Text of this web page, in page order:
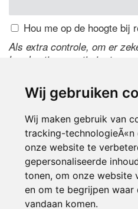
Wij gebruiken
Wij maken gebruik van
tracking-
onze website te
gepersonaliseerde
tonen, om onze website
en om te begrijpen waar
vandaan komen.
Hou me op de hoogte bij
Als extra controle, om er
handmatige reactie is, typ
de code te wijzigen.